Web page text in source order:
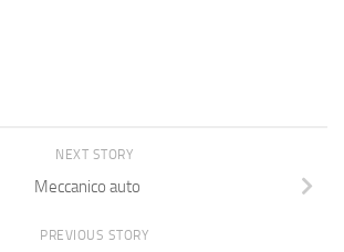
NEXT STORY
Meccanico auto
PREVIOUS STORY